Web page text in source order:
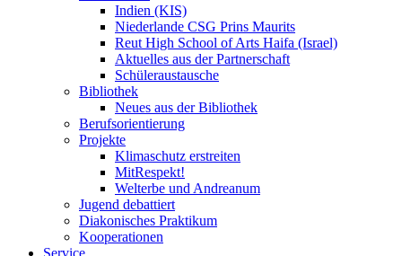
Indien (KIS)
Niederlande CSG Prins Maurits
Reut High School of Arts Haifa (Israel)
Aktuelles aus der Partnerschaft
Schüleraustausche
Bibliothek
Neues aus der Bibliothek
Berufsorientierung
Projekte
Klimaschutz erstreiten
MitRespekt!
Welterbe und Andreanum
Jugend debattiert
Diakonisches Praktikum
Kooperationen